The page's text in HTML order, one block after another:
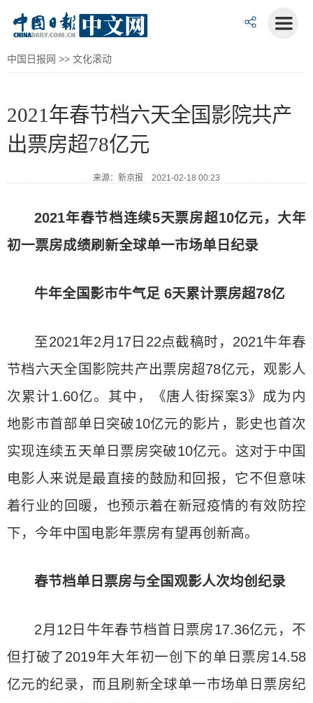
中国日报网 >> 文化滚动
2021年春节档六天全国影院共产
出票房超78亿元
来源：新京报 2021-02-18 00:23
2021年春节档连续5天票房超10亿元，大年
初一票房成绩刷新全球单一市场单日纪录
牛年全国影市牛气足 6天累计票房超78亿
至2021年2月17日22点截稿时，2021牛年春
节档六天全国影院共产出票房超78亿元，观影人
次累计1.60亿。其中，《唐人街探案3》成为内
地影市首部单日突破10亿元的影片，影史也首次
实现连续五天单日票房突破10亿元。这对于中国
电影人来说是最直接的鼓励和回报，它不但意味
着行业的回暖，也预示着在新冠疫情的有效防控
下，今年中国电影年票房有望再创新高。
春节档单日票房与全国观影人次均创纪录
2月12日牛年春节档首日票房17.36亿元，不
但打破了2019年大年初一创下的单日票房14.58
亿元的纪录，而且刷新全球单一市场单日票房纪